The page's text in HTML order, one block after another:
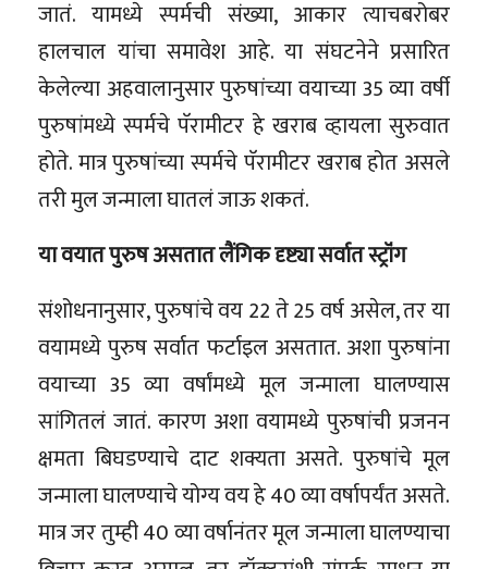
जातं. यामध्ये स्पर्मची संख्या, आकार त्याचबरोबर
हालचाल यांचा समावेश आहे. या संघटनेने प्रसारित
केलेल्या अहवालानुसार पुरुषांच्या वयाच्या 35 व्या वर्षी
पुरुषांमध्ये स्पर्मचे पॅरामीटर हे खराब व्हायला सुरुवात
होते. मात्र पुरुषांच्या स्पर्मचे पॅरामीटर खराब होत असले
तरी मुल जन्माला घातलं जाऊ शकतं.
या वयात पुरुष असतात लैंगिक दृष्ट्या सर्वात स्ट्रॉंग
संशोधनानुसार, पुरुषांचे वय 22 ते 25 वर्ष असेल, तर या
वयामध्ये पुरुष सर्वात फर्टाइल असतात. अशा पुरुषांना
वयाच्या 35 व्या वर्षांमध्ये मूल जन्माला घालण्यास
सांगितलं जातं. कारण अशा वयामध्ये पुरुषांची प्रजनन
क्षमता बिघडण्याचे दाट शक्यता असते. पुरुषांचे मूल
जन्माला घालण्याचे योग्य वय हे 40 व्या वर्षापर्यंत असते.
मात्र जर तुम्ही 40 व्या वर्षानंतर मूल जन्माला घालण्याचा